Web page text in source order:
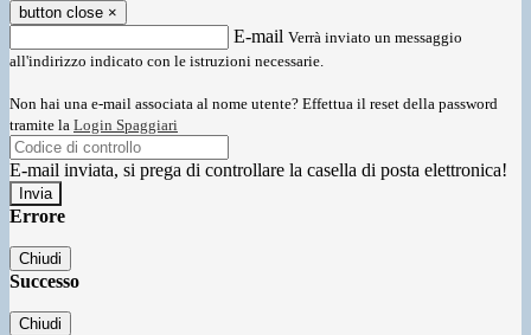
button close ×
E-mail Verrà inviato un messaggio
all'indirizzo indicato con le istruzioni necessarie.
Non hai una e-mail associata al nome utente? Effettua il reset della password
tramite la Login Spaggiari
E-mail inviata, si prega di controllare la casella di posta elettronica!
Errore
Chiudi
Successo
Chiudi